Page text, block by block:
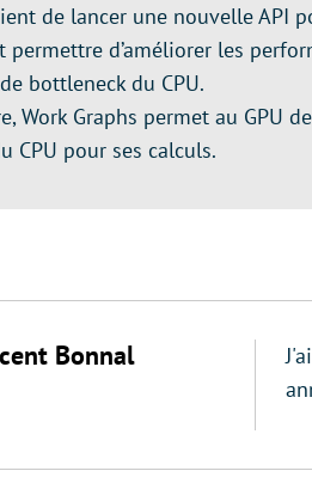
de lancer une nouvelle API
permettre d’améliorer les
bottleneck du CPU.
Work Graphs permet au GPU
CPU pour ses calculs.
Bonnal